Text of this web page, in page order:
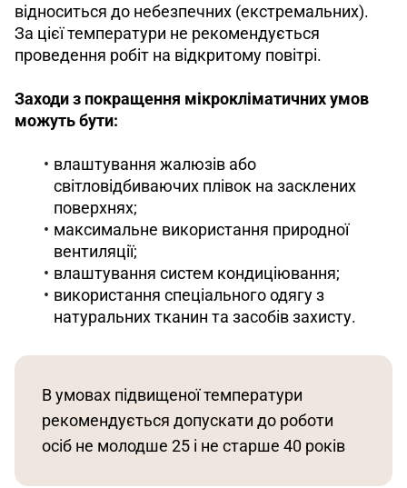
відноситься до небезпечних (екстремальних).
За цієї температури не рекомендується
проведення робіт на відкритому повітрі.
Заходи з покращення мікрокліматичних умов
можуть бути:
влаштування жалюзів або
світловідбиваючих плівок на засклених
поверхнях;
максимальне використання природної
вентиляції;
влаштування систем кондиціювання;
використання спеціального одягу з
натуральних тканин та засобів захисту.
В умовах підвищеної температури
рекомендується допускати до роботи
осіб не молодше 25 і не старше 40 років